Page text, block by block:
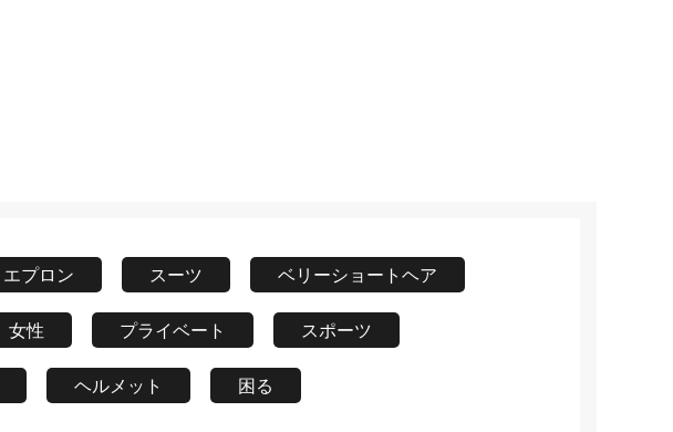
エプロン スーツ ベリーショートヘア
女性 プライベート スポーツ
ヘルメット 困る